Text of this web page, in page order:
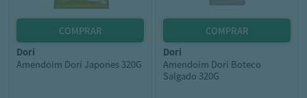
dori
Amendoim Dori Japones 320G
dori
Amendoim Dori Boteco
Salgado 320G